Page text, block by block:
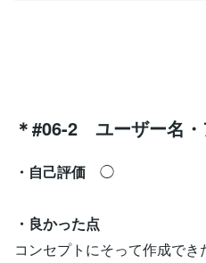
＊#06-2 ユーザー名
・自己評価 ◯
・良かった点
コンセプトにそって作成でき